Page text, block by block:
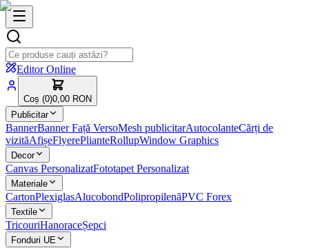
Editor Online
Coș (0)0,00 RON
Publicitar
BannerBanner Față VersoMesh publicitarAutocolanteCărți de
vizităAfișeFlyerePlianteRollupWindow Graphics
Decor
Canvas PersonalizatFototapet Personalizat
Materiale
CartonPlexiglasAlucobondPolipropilenăPVC Forex
Textile
TricouriHanoraceȘepci
Fonduri UE